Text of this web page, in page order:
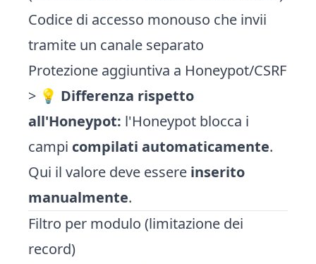
Codice di accesso monouso che invii
tramite un canale separato
Protezione aggiuntiva a Honeypot/CSRF
> 💡 Differenza rispetto
all'Honeypot: l'Honeypot blocca i
campi compilati automaticamente.
Qui il valore deve essere inserito
manualmente.
Filtro per modulo (limitazione dei
record)